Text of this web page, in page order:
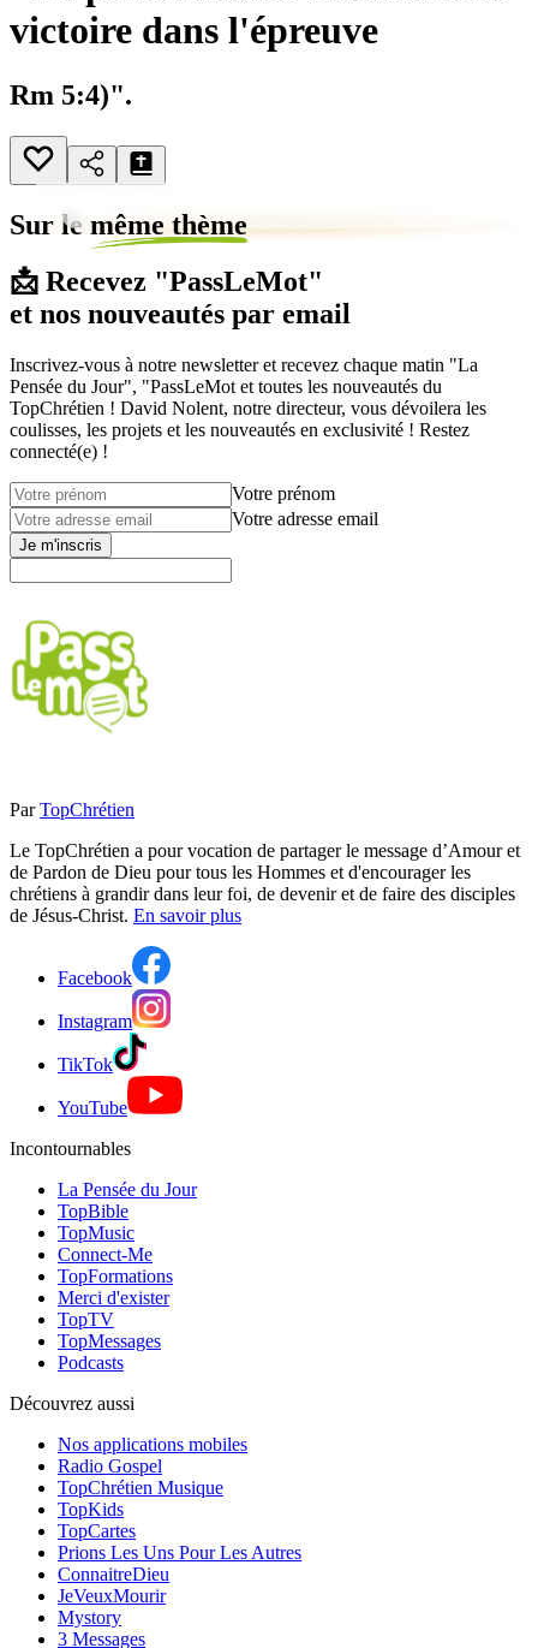
victoire dans l'épreuve
Rm 5:4)".
Sur le même thème
📩 Recevez "PassLeMot"
et nos nouveautés par email
Inscrivez-vous à notre newsletter et recevez chaque matin "La
Pensée du Jour", "PassLeMot et toutes les nouveautés du
TopChrétien ! David Nolent, notre directeur, vous dévoilera les
coulisses, les projets et les nouveautés en exclusivité ! Restez
connecté(e) !
Votre prénom
Votre adresse email
Je m'inscris
Par TopChrétien
Le TopChrétien a pour vocation de partager le message d’Amour et
de Pardon de Dieu pour tous les Hommes et d'encourager les
chrétiens à grandir dans leur foi, de devenir et de faire des disciples
de Jésus-Christ. En savoir plus
Facebook
Instagram
TikTok
YouTube
Incontournables
La Pensée du Jour
TopBible
TopMusic
Connect-Me
TopFormations
Merci d'exister
TopTV
TopMessages
Podcasts
Découvrez aussi
Nos applications mobiles
Radio Gospel
TopChrétien Musique
TopKids
TopCartes
Prions Les Uns Pour Les Autres
ConnaitreDieu
JeVeuxMourir
Mystory
3 Messages